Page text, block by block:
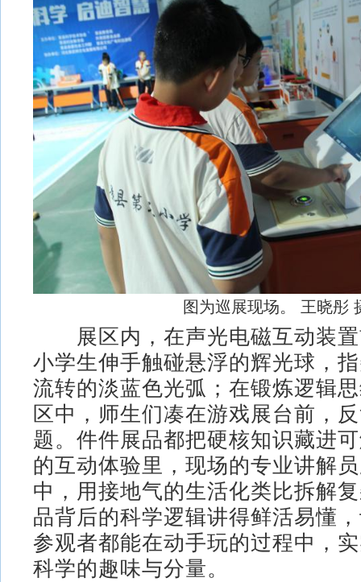
图为巡展现场。 王晓彤
展区内，在声光电磁互动装置
小学生伸手触碰悬浮的辉光球，
流转的淡蓝色光弧；在锻炼逻辑
区中，师生们凑在游戏展台前，
题。件件展品都把硬核知识藏进
的互动体验里，现场的专业讲解
中，用接地气的生活化类比拆解
品背后的科学逻辑讲得鲜活易懂
参观者都能在动手玩的过程中，
科学的趣味与分量。